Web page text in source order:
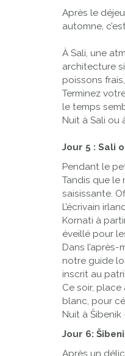
Après le
automne,
À Sali, une
architecture
poissons
Terminez
le temps
Nuit à Sali ou
Jour 5 : Sali
Pendant le
Tandis que le
saisissante.
L’écrivain
Kornati à
éveillé pour
Dans
notre guide
inscrit au
Ce soir,
blanc, pour
Nuit à
Jour 6:
Après un